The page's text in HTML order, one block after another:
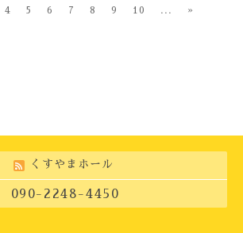
4 5 6 7 8 9 10 ... »
くすやまホール
090-2248-4450